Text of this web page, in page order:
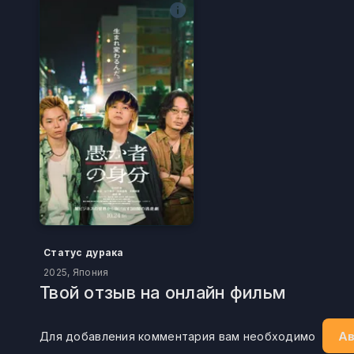
Статус дурака
2025, Япония
Твой отзыв на онлайн фильм
Для добавления комментария вам необходимо